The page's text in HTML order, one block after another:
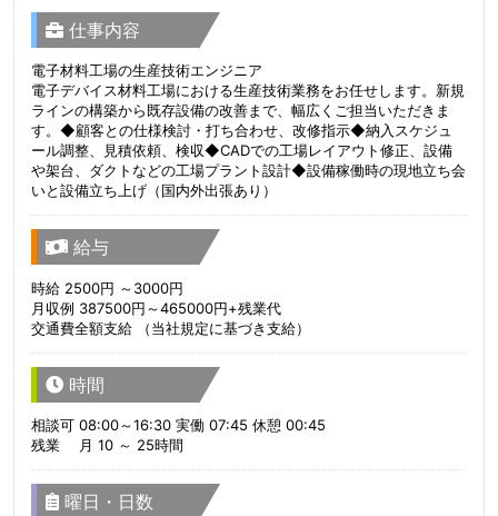
仕事内容
電子材料工場の生産技術エンジニア
電子デバイス材料工場における生産技術業務をお任せします。新規
ラインの構築から既存設備の改善まで、幅広くご担当いただきま
す。◆顧客との仕様検討・打ち合わせ、改修指示◆納入スケジュ
ール調整、見積依頼、検収◆CADでの工場レイアウト修正、設備
や架台、ダクトなどの工場プラント設計◆設備稼働時の現地立ち会
いと設備立ち上げ（国内外出張あり）
給与
時給 2500円 ～3000円
月収例 387500円～465000円+残業代
交通費全額支給 （当社規定に基づき支給）
時間
相談可 08:00～16:30 実働 07:45 休憩 00:45
残業 月 10 ～ 25時間
曜日・日数